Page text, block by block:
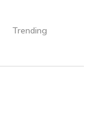
Trending